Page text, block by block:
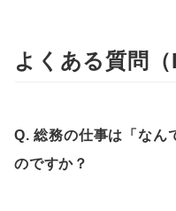
よくある質問（
Q. 総務の仕事は「なん
のですか？